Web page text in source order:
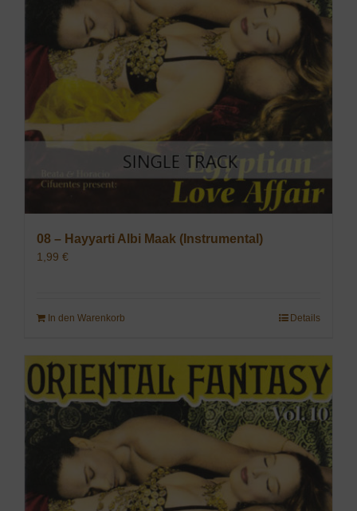
08 – Hayyarti Albi Maak (Instrumental)
1,99 €
In den Warenkorb Details